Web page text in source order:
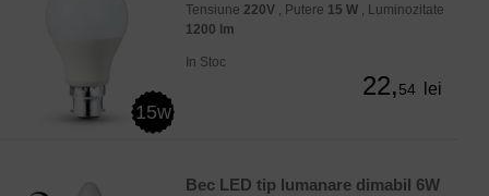
15w
Tensiune 220V , Putere 15 W , Luminozitate
1200 lm
In Stoc
22,54 lei
Bec LED tip lumanare dimabil 6W